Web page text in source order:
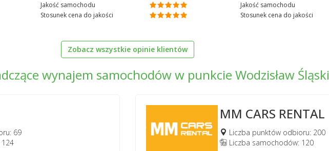
Jakość samochodu
Stosunek cena do jakości
Jakość samochodu
Stosunek cena do jakości
Zobacz wszystkie opinie klientów
wynajem samochodów w punkcie Wodzisław Śląski
69
MM CARS RENTAL
Liczba punktów odbioru: 200
Liczba samochodów: 120